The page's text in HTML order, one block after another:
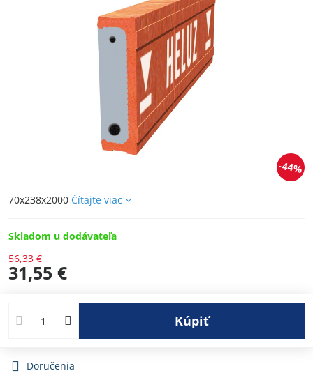
44%
70x238x2000 Čítajte viac
Skladom u dodávateľa
56,33 €
31,55 €
Kúpiť
Doručenia